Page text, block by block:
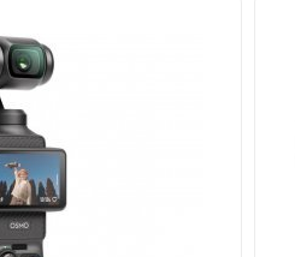
камеру даже в самых
зарядку - 18 минут подзарядки
направлениях, а благодаря
из стекла Gorilla Glass,
с высоты 1.5 м.
поэтому камера удобна для